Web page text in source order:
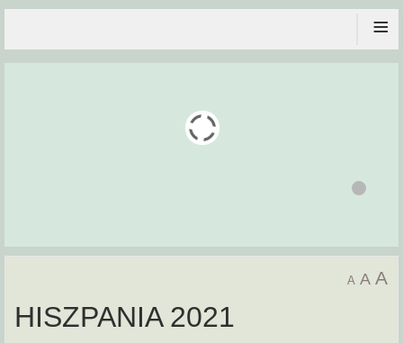
≡
A A A
HISZPANIA 2021